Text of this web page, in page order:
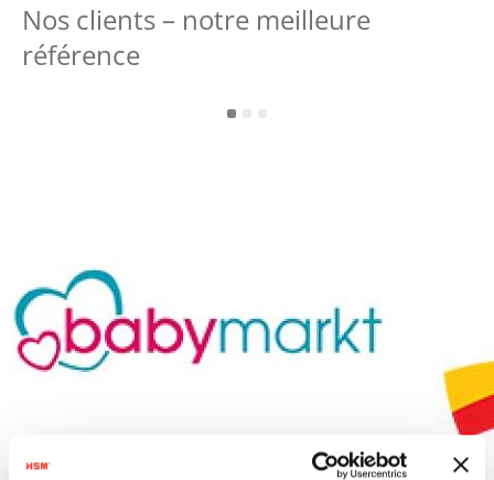
Nos clients – notre meilleure
référence